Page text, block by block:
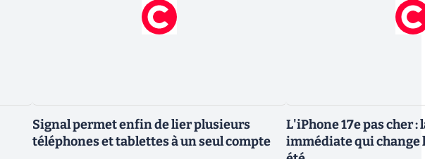
Signal permet enfin de lier plusieurs
téléphones et tablettes à un seul compte
L'iPhone 17e pas cher :
immédiate qui change